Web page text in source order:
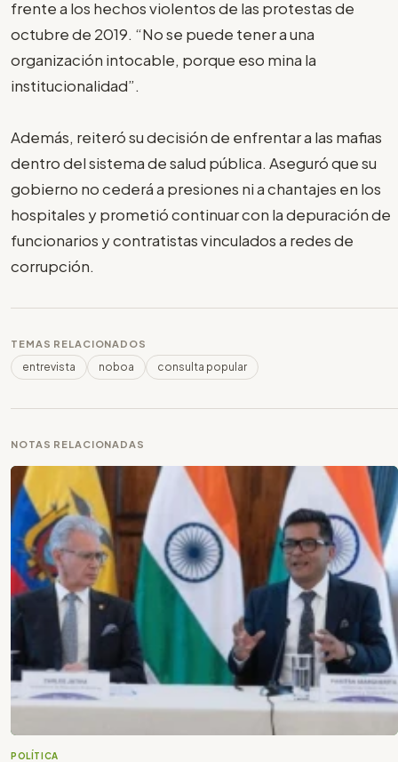
frente a los hechos violentos de las protestas de
octubre de 2019. “No se puede tener a una
organización intocable, porque eso mina la
institucionalidad”.
Además, reiteró su decisión de enfrentar a las mafias
dentro del sistema de salud pública. Aseguró que su
gobierno no cederá a presiones ni a chantajes en los
hospitales y prometió continuar con la depuración de
funcionarios y contratistas vinculados a redes de
corrupción.
TEMAS RELACIONADOS
entrevista noboa consulta popular
NOTAS RELACIONADAS
POLÍTICA